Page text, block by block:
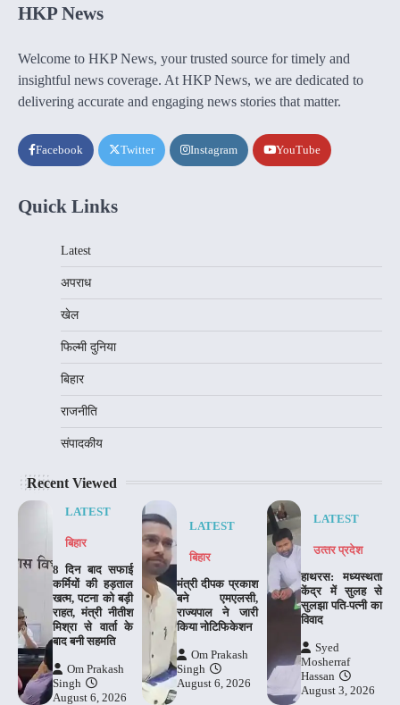
HKP News
Welcome to HKP News, your trusted source for timely and
insightful news coverage. At HKP News, we are dedicated to
delivering accurate and engaging news stories that matter.
Facebook Twitter Instagram YouTube
Quick Links
Latest
अपराध
खेल
फिल्मी दुनिया
बिहार
राजनीति
संपादकीय
Recent Viewed
LATEST
बिहार
8 दिन बाद सफाई
कर्मियों की हड़ताल
खत्म, पटना को बड़ी
राहत, मंत्री नीतीश
मिश्रा से वार्ता के
बाद बनी सहमति
Om Prakash
Singh
August 6, 2026
LATEST
बिहार
मंत्री दीपक प्रकाश
बने एमएलसी,
राज्यपाल ने जारी
किया नोटिफिकेशन
Om Prakash
Singh
August 6, 2026
LATEST
उत्‍तर प्रदेश
हाथरस: मध्यस्थता
केंद्र में सुलह से
सुलझा पति-पत्नी का
विवाद
Syed
Mosherraf
Hassan
August 3, 2026